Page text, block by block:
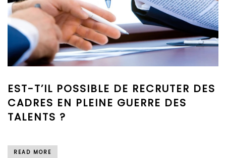
EST-T’IL POSSIBLE DE RECRUTER DES
CADRES EN PLEINE GUERRE DES
TALENTS ?
READ MORE